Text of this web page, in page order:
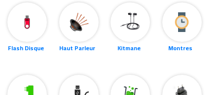
Flash Disque Haut Parleur Kitmane Montres